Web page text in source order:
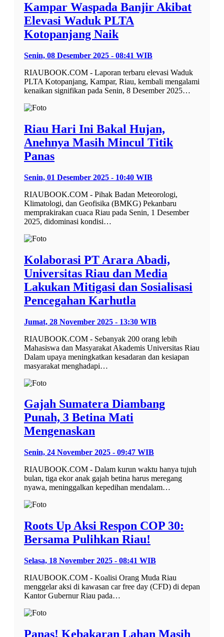
Kampar Waspada Banjir Akibat
Elevasi Waduk PLTA
Kotopanjang Naik
Senin, 08 Desember 2025 - 08:41 WIB
RIAUBOOK.COM - Laporan terbaru elevasi Waduk
PLTA Kotopanjang, Kampar, Riau, kembali mengalami
kenaikan signifikan pada Senin, 8 Desember 2025…
Riau Hari Ini Bakal Hujan,
Anehnya Masih Mincul Titik
Panas
Senin, 01 Desember 2025 - 10:40 WIB
RIAUBOOK.COM - Pihak Badan Meteorologi,
Klimatologi, dan Geofisika (BMKG) Pekanbaru
memprakirakan cuaca Riau pada Senin, 1 Desember
2025, didominasi kondisi…
Kolaborasi PT Arara Abadi,
Universitas Riau dan Media
Lakukan Mitigasi dan Sosialisasi
Pencegahan Karhutla
Jumat, 28 November 2025 - 13:30 WIB
RIAUBOOK.COM - Sebanyak 200 orang lebih
Mahasiswa dan Masyarakat Akademis Universitas Riau
Dalam upaya meningkatkan kesadaran dan kesiapan
masyarakat menghadapi…
Gajah Sumatera Diambang
Punah, 3 Betina Mati
Mengenaskan
Senin, 24 November 2025 - 09:47 WIB
RIAUBOOK.COM - Dalam kurun waktu hanya tujuh
bulan, tiga ekor anak gajah betina harus meregang
nyawa, meninggalkan kepedihan mendalam…
Roots Up Aksi Respon COP 30:
Bersama Pulihkan Riau!
Selasa, 18 November 2025 - 08:41 WIB
RIAUBOOK.COM - Koalisi Orang Muda Riau
menggelar aksi di kawasan car free day (CFD) di depan
Kantor Gubernur Riau pada…
Panas! Kebakaran Lahan Masih